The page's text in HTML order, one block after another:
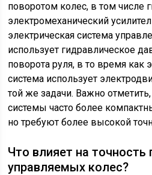
поворотом колес, в том числе
электромеханический
электрическая система
использует гидравлическое
поворота руля, в то время как
система использует
той же задачи. Важно
системы часто более
но требуют более высокой
Что влияет на точность
управляемых колес?